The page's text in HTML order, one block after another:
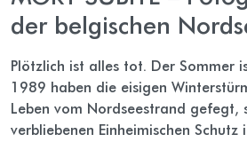
der belgischen
Plötzlich ist alles tot. Der Sommer
1989 haben die eisigen
Leben vom Nordseestrand gefegt,
verbliebenen Einheimischen Schutz